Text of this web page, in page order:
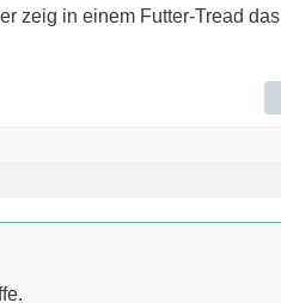
zeig in einem Futter-Tread das